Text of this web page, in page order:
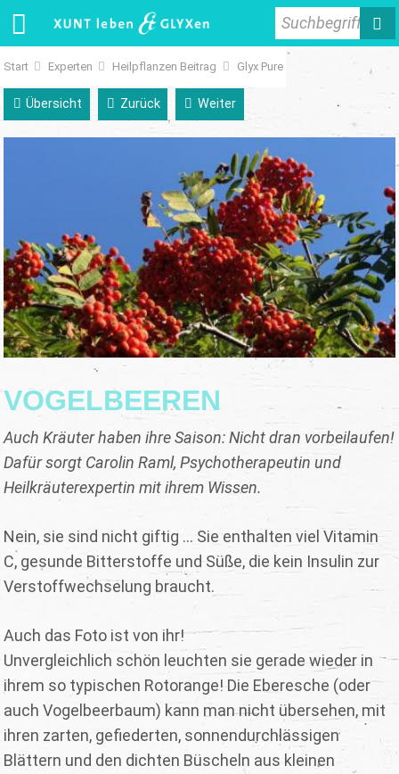
Suchbegriff
Start Experten Heilpflanzen Beitrag Glyx Pure
Übersicht Zurück Weiter
VOGELBEEREN
Auch Kräuter haben ihre Saison: Nicht dran vorbeilaufen!
Dafür sorgt Carolin Raml, Psychotherapeutin und
Heilkräuterexpertin mit ihrem Wissen.
Nein, sie sind nicht giftig … Sie enthalten viel Vitamin
C, gesunde Bitterstoffe und Süße, die kein Insulin zur
Verstoffwechselung braucht.
Auch das Foto ist von ihr!
Unvergleichlich schön leuchten sie gerade wieder in
ihrem so typischen Rotorange! Die Eberesche (oder
auch Vogelbeerbaum) kann man nicht übersehen, mit
ihren zarten, gefiederten, sonnendurchlässigen
Blättern und den dichten Büscheln aus kleinen